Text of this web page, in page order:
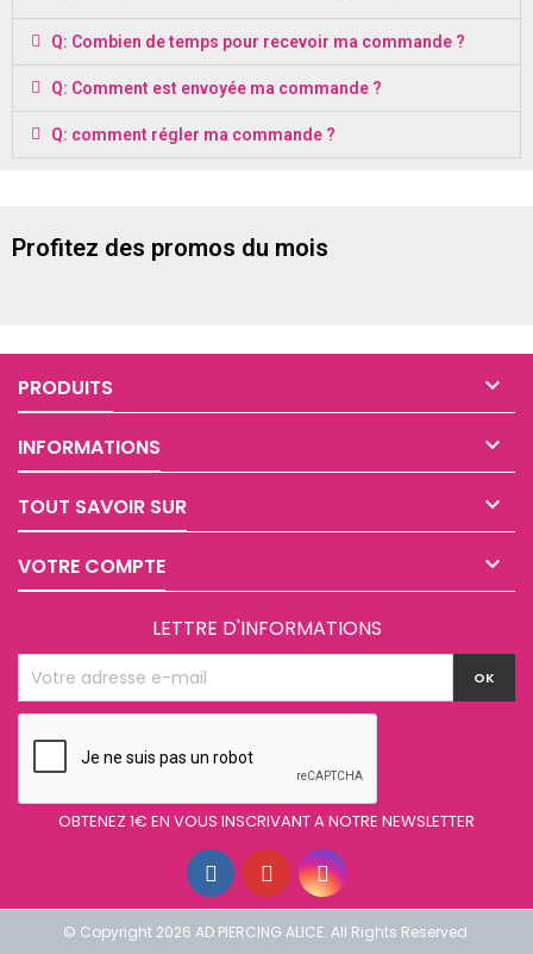
Q: Combien de temps pour recevoir ma commande ?
Q: Comment est envoyée ma commande ?
Q: comment régler ma commande ?
Profitez des promos du mois
PRODUITS 
INFORMATIONS 
TOUT SAVOIR SUR 
VOTRE COMPTE 
LETTRE D'INFORMATIONS
OBTENEZ 1€ EN VOUS INSCRIVANT A NOTRE NEWSLETTER
© Copyright 2026 AD PIERCING ALICE. All Rights Reserved.